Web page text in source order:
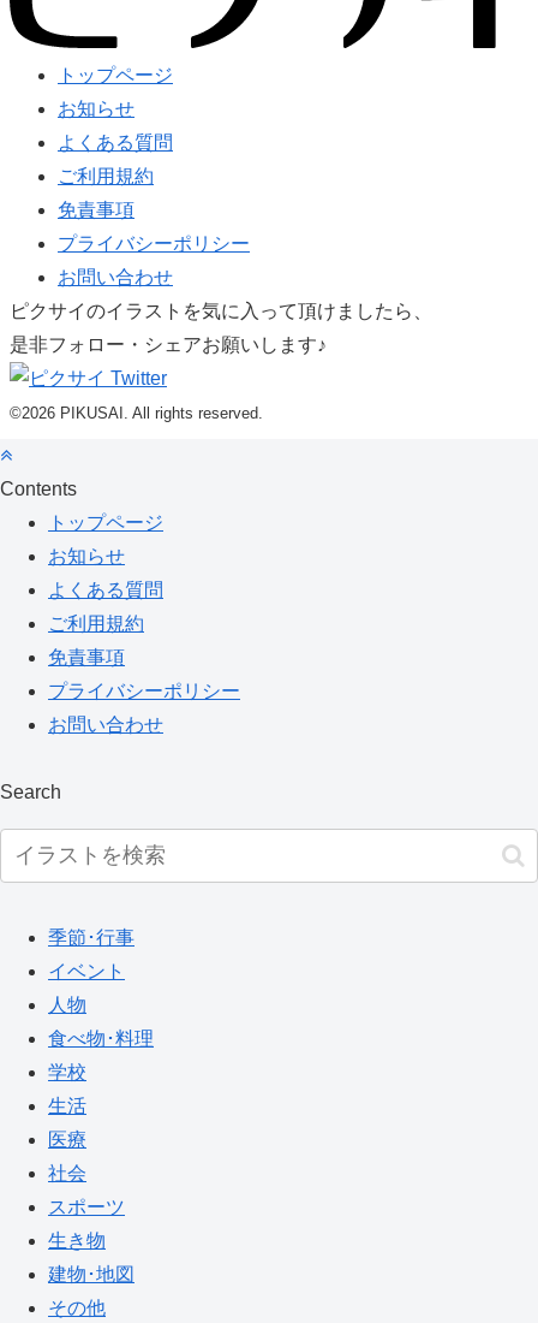
トップページ
お知らせ
よくある質問
ご利用規約
免責事項
プライバシーポリシー
お問い合わせ
ピクサイのイラストを気に入って頂けましたら、
是非フォロー・シェアお願いします♪
©2026 PIKUSAI. All rights reserved.
Contents
トップページ
お知らせ
よくある質問
ご利用規約
免責事項
プライバシーポリシー
お問い合わせ
Search
季節･行事
イベント
人物
食べ物･料理
学校
生活
医療
社会
スポーツ
生き物
建物･地図
その他